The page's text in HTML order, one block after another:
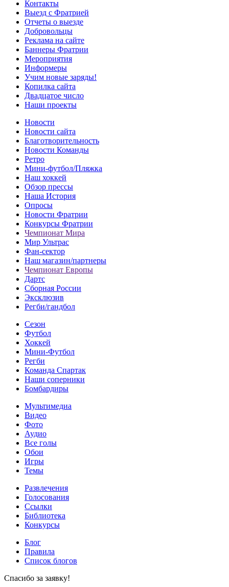
Контакты
Выезд с Фратрией
Отчеты о выезде
Добровольцы
Реклама на сайте
Баннеры Фратрии
Мероприятия
Информеры
Учим новые заряды!
Копилка сайта
Двадцатое число
Наши проекты
Новости
Новости сайта
Благотворительность
Новости Команды
Ретро
Мини-футбол/Пляжка
Наш хоккей
Обзор прессы
Наша История
Опросы
Новости Фратрии
Конкурсы Фратрии
Чемпионат Мира
Мир Ультрас
Фан-cектор
Наш магазин/партнеры
Чемпионат Европы
Дартс
Сборная России
Эксклюзив
Регби/гандбол
Сезон
Футбол
Хоккей
Мини-Футбол
Регби
Команда Спартак
Наши соперники
Бомбардиры
Мультимедиа
Видео
Фото
Аудио
Все голы
Обои
Игры
Темы
Развлечения
Голосования
Ссылки
Библиотека
Конкурсы
Блог
Правила
Список блогов
Спасибо за заявку!